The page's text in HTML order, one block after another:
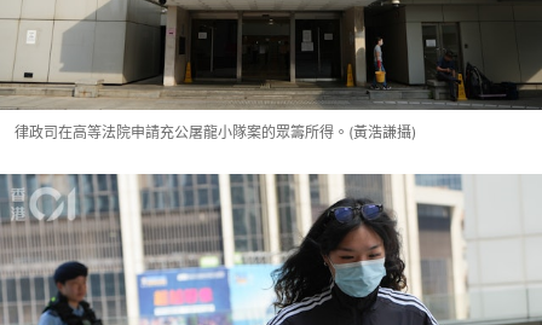
律政司在高等法院申請充公屠龍小隊案的眾籌所得。(黃浩謙攝)